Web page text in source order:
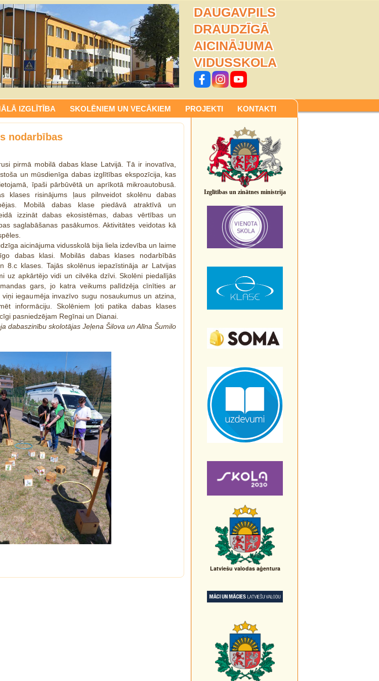
DAUGAVPILS
DRAUDZĪGĀ
AICINĀJUMA
VIDUSSKOLA
IZGLĪTĪBA SKOLĒNIEM UN VECĀKIEM PROJEKTI KONTAKTI
nodarbības
pirmā mobilā dabas klase Latvijā. Tā ir inovatīva,
un mūsdienīga dabas izglītības ekspozīcija, kas
īpaši pārbūvētā un aprīkotā mikroautobusā.
klases risinājums ļaus pilnveidot skolēnu dabas
Mobilā dabas klase piedāvā atraktīvā un
izzināt dabas ekosistēmas, dabas vērtības un
saglabāšanas pasākumos. Aktivitātes veidotas kā
aicinājuma vidusskolā bija liela izdevība un laime
dabas klasi. Mobilās dabas klases nodarbībās
8.c klases. Tajās skolēnus iepazīstināja ar Latvijas
uz apkārtējo vidi un cilvēka dzīvi. Skolēni piedalījās
gars, jo katra veikums palīdzēja cīnīties ar
iegaumēja invazīvo sugu nosaukumus un atzina,
informāciju. Skolēniem ļoti patika dabas klases
pasniedzējam Regīnai un Dianai.
dabaszinību skolotājas Jeļena Šilova un Alīna Šumilo
Izglītības un zinātnes ministrija
Latviešu valodas aģentura